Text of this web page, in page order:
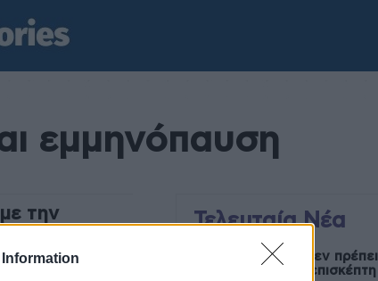
εμμηνόπαυση
την
Τελευταία Νέα
9 πράγματα που δεν πρέπει
να λέτε σε έναν επισκέπτη